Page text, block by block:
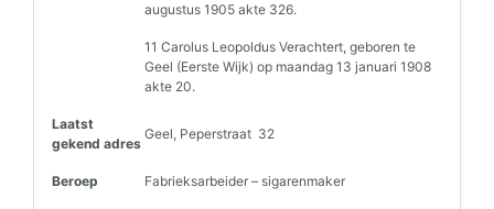
augustus 1905 akte 326.
11 Carolus Leopoldus Verachtert, geboren te
Geel (Eerste Wijk) op maandag 13 januari 1908
akte 20.
Laatst
gekend adres
Geel, Peperstraat 32
Beroep Fabrieksarbeider – sigarenmaker